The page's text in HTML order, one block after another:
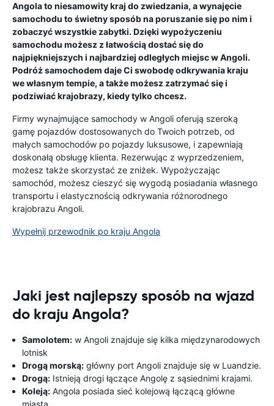
Angola to niesamowity kraj do zwiedzania, a wynajęcie
samochodu to świetny sposób na poruszanie się po nim i
zobaczyć wszystkie zabytki. Dzięki wypożyczeniu
samochodu możesz z łatwością dostać się do
najpiękniejszych i najbardziej odległych miejsc w Angoli.
Podróż samochodem daje Ci swobodę odkrywania kraju
we własnym tempie, a także możesz zatrzymać się i
podziwiać krajobrazy, kiedy tylko chcesz.
Firmy wynajmujące samochody w Angoli oferują szeroką
gamę pojazdów dostosowanych do Twoich potrzeb, od
małych samochodów po pojazdy luksusowe, i zapewniają
doskonałą obsługę klienta. Rezerwując z wyprzedzeniem,
możesz także skorzystać ze zniżek. Wypożyczając
samochód, możesz cieszyć się wygodą posiadania własnego
transportu i elastycznością odkrywania różnorodnego
krajobrazu Angoli.
Wypełnij przewodnik po kraju Angola
Jaki jest najlepszy sposób na wjazd
do kraju Angola?
Samolotem: w Angoli znajduje się kilka międzynarodowych
lotnisk
Drogą morską: główny port Angoli znajduje się w Luandzie.
Drogą: Istnieją drogi łączące Angolę z sąsiednimi krajami.
Koleją: Angola posiada sieć kolejową łączącą główne
miasta.